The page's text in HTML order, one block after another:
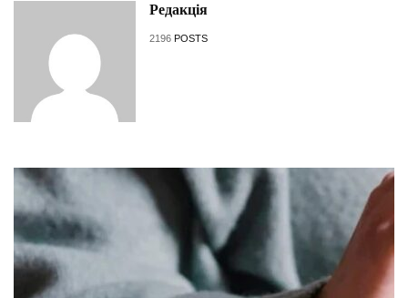
Редакція
2196 POSTS